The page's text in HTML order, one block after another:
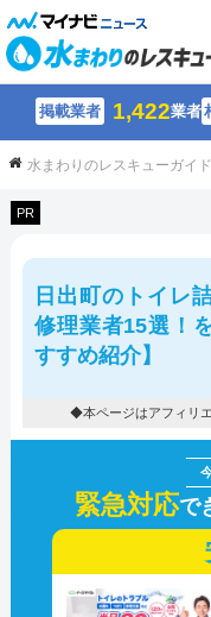
掲載業者 1,422業者
水まわりのレスキューガイド
PR
日出町のトイレ
修理業者15選！
すすめ紹介】
◆本ページはアフィリ
緊急対応で